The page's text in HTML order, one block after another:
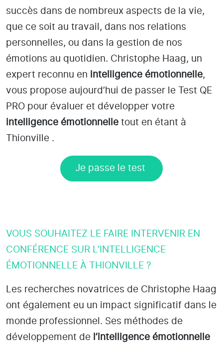
succès dans de nombreux aspects de la vie,
que ce soit au travail, dans nos relations
personnelles, ou dans la gestion de nos
émotions au quotidien. Christophe Haag, un
expert reconnu en intelligence émotionnelle,
vous propose aujourd’hui de passer le Test QE
PRO pour évaluer et développer votre
intelligence émotionnelle tout en étant à
Thionville .
Je passe le test
VOUS SOUHAITEZ LE FAIRE INTERVENIR EN
CONFÉRENCE SUR L’INTELLIGENCE
ÉMOTIONNELLE À THIONVILLE ?
Les recherches novatrices de Christophe Haag
ont également eu un impact significatif dans le
monde professionnel. Ses méthodes de
développement de l’intelligence émotionnelle